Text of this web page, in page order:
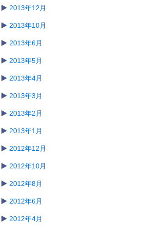
2013年12月
2013年10月
2013年6月
2013年5月
2013年4月
2013年3月
2013年2月
2013年1月
2012年12月
2012年10月
2012年8月
2012年6月
2012年4月